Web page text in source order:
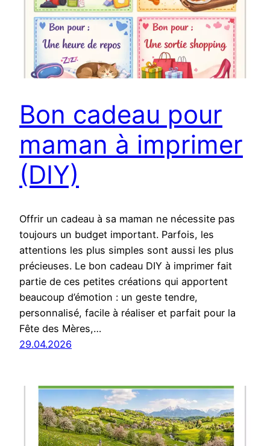
Bon cadeau pour
maman à imprimer
(DIY)
Offrir un cadeau à sa maman ne nécessite pas
toujours un budget important. Parfois, les
attentions les plus simples sont aussi les plus
précieuses. Le bon cadeau DIY à imprimer fait
partie de ces petites créations qui apportent
beaucoup d’émotion : un geste tendre,
personnalisé, facile à réaliser et parfait pour la
Fête des Mères,…
29.04.2026